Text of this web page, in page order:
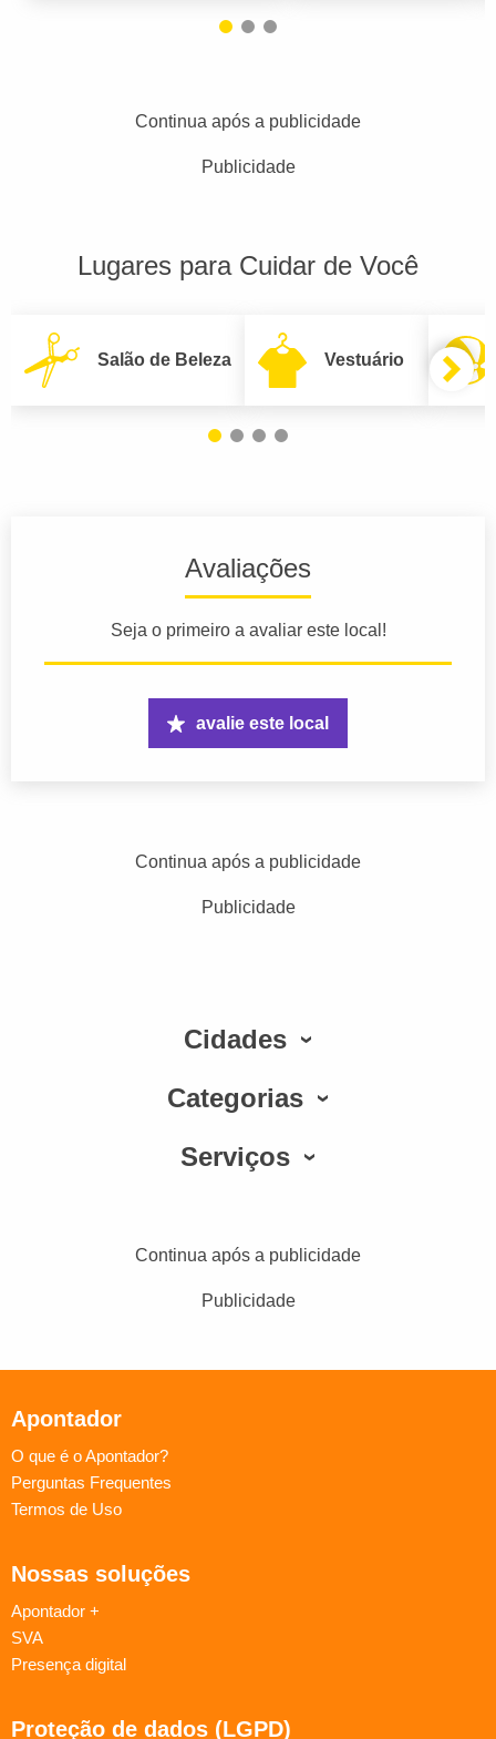
Continua após a publicidade
Publicidade
Lugares para Cuidar de Você
Salão de Beleza Vestuário
Avaliações
Seja o primeiro a avaliar este local!
avalie este local
Continua após a publicidade
Publicidade
Cidades
Categorias
Serviços
Continua após a publicidade
Publicidade
Apontador
O que é o Apontador?
Perguntas Frequentes
Termos de Uso
Nossas soluções
Apontador +
SVA
Presença digital
Proteção de dados (LGPD)